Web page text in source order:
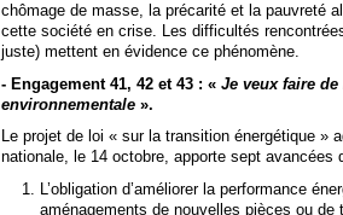
chômage de masse, la précarité et la pauvreté
cette société en crise. Les difficultés
juste) mettent en évidence ce phénomène.
- Engagement 41, 42 et 43 : « Je veux faire
environnementale».
Le projet de loi « sur la transition énergétique »
nationale, le 14 octobre, apporte sept avancées
L’obligation d’améliorer la performance
aménagements de nouvelles pièces ou de